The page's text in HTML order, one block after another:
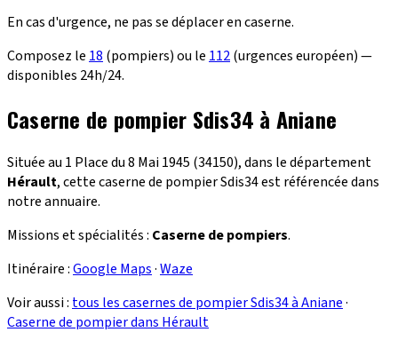
En cas d'urgence, ne pas se déplacer en caserne.
Composez le 18 (pompiers) ou le 112(urgences européen) —
disponibles 24h/24.
Caserne de pompier Sdis34 à Aniane
Située au 1 Place du 8 Mai 1945 (34150), dans le département
Hérault, cette caserne de pompier Sdis34 est référencée dans
notre annuaire.
Missions et spécialités : Caserne de pompiers.
Itinéraire :Google Maps·Waze
Voir aussi : tous les casernes de pompier Sdis34 à Aniane·
Caserne de pompier dans Hérault